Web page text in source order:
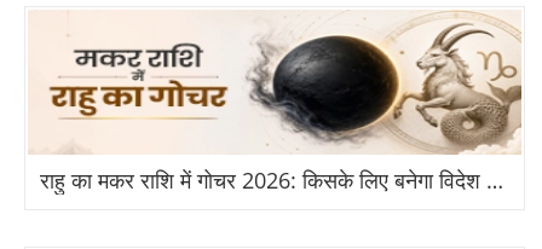
राहु का मकर राशि में गोचर 2026: किसके लिए बनेगा विदेश और तरक्की का योग?